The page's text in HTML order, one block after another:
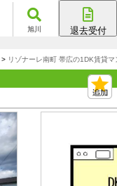
旭川 退去受付
リゾナーレ南町 帯広の1DK賃貸マ